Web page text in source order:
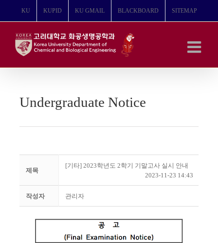
뛰
KU KUPID KU GMAIL BLACKBOARD SITEMAP
Undergraduate Notice
제목
[기타] 2023학년도 2학기 기말고사 실시 안내
2023-11-23 14:43
작성자 관리자